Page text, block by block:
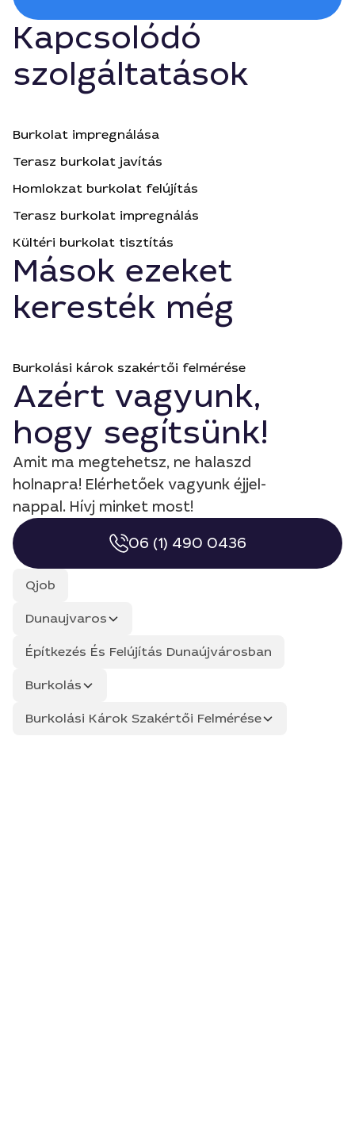
Kapcsolódó
szolgáltatások
Burkolat impregnálása
Terasz burkolat javítás
Homlokzat burkolat felújítás
Terasz burkolat impregnálás
Kültéri burkolat tisztítás
Mások ezeket
keresték még
Burkolási károk szakértői felmérése
Azért vagyunk,
hogy segítsünk!
Amit ma megtehetsz, ne halaszd
holnapra! Elérhetőek vagyunk éjjel-
nappal. Hívj minket most!
06 (1) 490 0436
Qjob
Dunaujvaros
Építkezés És Felújítás Dunaújvárosban
Burkolás
Burkolási Károk Szakértői Felmérése